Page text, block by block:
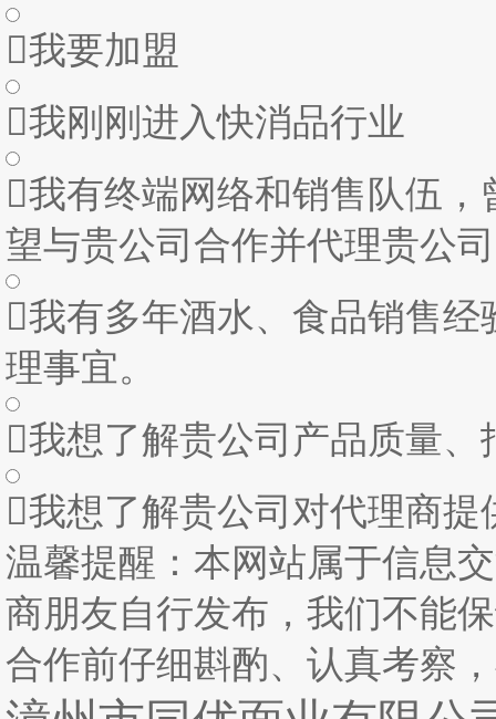
我要加盟
我刚刚进入快消品行业
我有终端网络和销售队伍
望与贵公司合作并代理贵公
我有多年酒水、食品销售
理事宜。
我想了解贵公司产品质量、
我想了解贵公司对代理商
温馨提醒：本网站属于信息
商朋友自行发布，我们不能
合作前仔细斟酌、认真考察